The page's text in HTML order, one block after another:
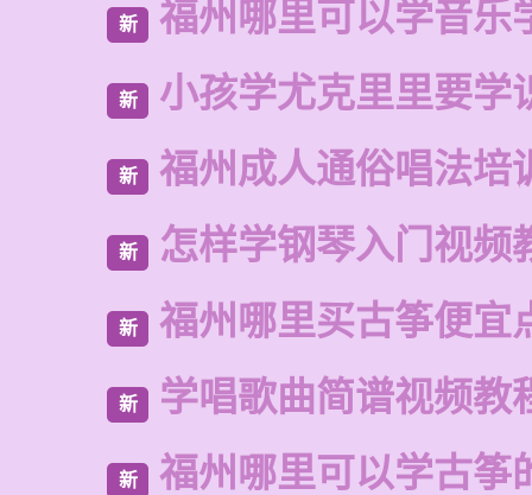
新 福州哪里可以学音乐
新 小孩学尤克里里要学
新 福州成人通俗唱法培
新 怎样学钢琴入门视频
新 福州哪里买古筝便宜
新 学唱歌曲简谱视频教
新 福州哪里可以学古筝